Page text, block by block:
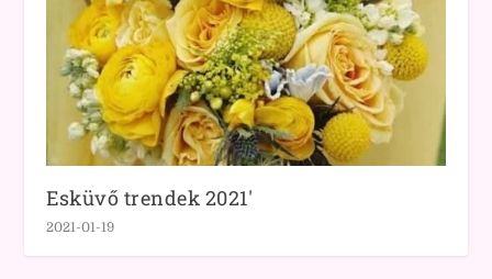
Esküvő trendek 2021′
2021-01-19